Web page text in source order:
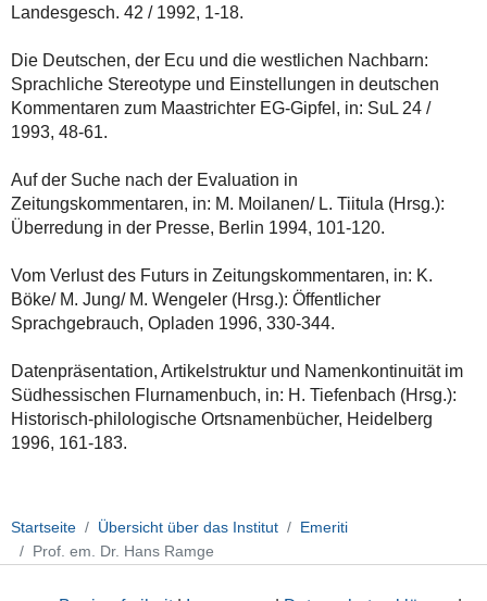
Landesgesch. 42 / 1992, 1-18.
Die Deutschen, der Ecu und die westlichen Nachbarn:
Sprachliche Stereotype und Einstellungen in deutschen
Kommentaren zum Maastrichter EG-Gipfel, in: SuL 24 /
1993, 48-61.
Auf der Suche nach der Evaluation in
Zeitungskommentaren, in: M. Moilanen/ L. Tiitula (Hrsg.):
Überredung in der Presse, Berlin 1994, 101-120.
Vom Verlust des Futurs in Zeitungskommentaren, in: K.
Böke/ M. Jung/ M. Wengeler (Hrsg.): Öffentlicher
Sprachgebrauch, Opladen 1996, 330-344.
Datenpräsentation, Artikelstruktur und Namenkontinuität im
Südhessischen Flurnamenbuch, in: H. Tiefenbach (Hrsg.):
Historisch-philologische Ortsnamenbücher, Heidelberg
1996, 161-183.
Startseite Übersicht über das Institut
Emeriti
Prof. em. Dr. Hans Ramge